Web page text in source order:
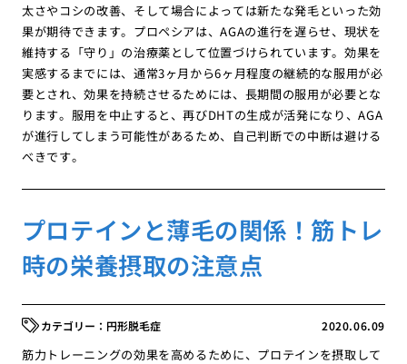
太さやコシの改善、そして場合によっては新たな発毛といった効
果が期待できます。プロペシアは、AGAの進行を遅らせ、現状を
維持する「守り」の治療薬として位置づけられています。効果を
実感するまでには、通常3ヶ月から6ヶ月程度の継続的な服用が必
要とされ、効果を持続させるためには、長期間の服用が必要とな
ります。服用を中止すると、再びDHTの生成が活発になり、AGA
が進行してしまう可能性があるため、自己判断での中断は避ける
べきです。
プロテインと薄毛の関係！筋トレ
時の栄養摂取の注意点
2020.06.09
円形脱毛症
筋力トレーニングの効果を高めるために、プロテインを摂取して